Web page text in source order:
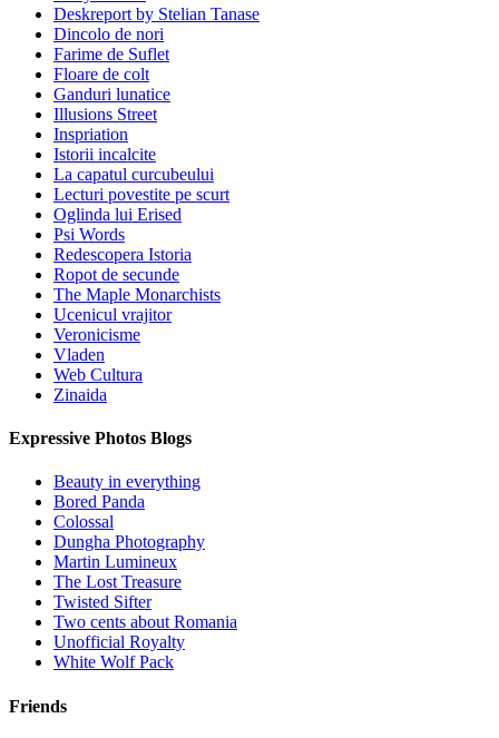
Deskreport by Stelian Tanase
Dincolo de nori
Farime de Suflet
Floare de colt
Ganduri lunatice
Illusions Street
Inspriation
Istorii incalcite
La capatul curcubeului
Lecturi povestite pe scurt
Oglinda lui Erised
Psi Words
Redescopera Istoria
Ropot de secunde
The Maple Monarchists
Ucenicul vrajitor
Veronicisme
Vladen
Web Cultura
Zinaida
Expressive Photos Blogs
Beauty in everything
Bored Panda
Colossal
Dungha Photography
Martin Lumineux
The Lost Treasure
Twisted Sifter
Two cents about Romania
Unofficial Royalty
White Wolf Pack
Friends